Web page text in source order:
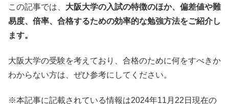
この記事では、 大阪大学の入試の特徴のほか、偏差値や難
易度、倍率、合格するための効率的な勉強方法をご紹介し
ます。
大阪大学の受験を考えており、合格のために何をすべきか
わからない方は、ぜひ参考にしてください。
※本記事に記載されている情報は2024年11月22日現在の